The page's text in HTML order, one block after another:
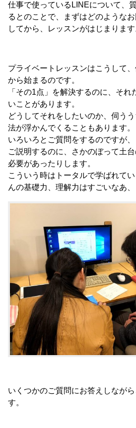
仕事で使っているLINEについて、
るとのことで、まずはどのような
してから、レッスンがはじまります
プライベートレッスンはこうして
から始まるのです。
「その1点」を解決するのに、それ
いことがあります。
どうしてそれをしたいのか、伺う
法が浮かんでくることもあります。
いろいろとご質問をするのですが
ご説明するのに、さかのぼって土
必要があったりします。
こういう時はトータルで学ばれて
んの基礎力、理解力はすごいなあ、
いくつかのご質問にお答えしなが
す。